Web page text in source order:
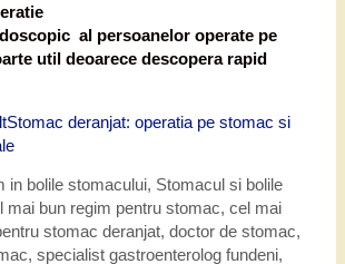
al persoanelor operate pe
util deoarece descopera rapid
Stomac deranjat: operatia pe stomac si
in bolile stomacului, Stomacul si bolile
mai bun regim pentru stomac, cel mai
stomac deranjat, doctor de stomac,
, specialist gastroenterolog fundeni,